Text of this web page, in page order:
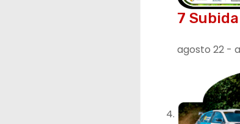
7
agosto 22 -